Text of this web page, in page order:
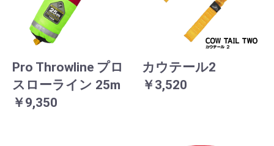
Pro Throwline プロ
スローライン 25m
￥9,350
カウテール2
￥3,520